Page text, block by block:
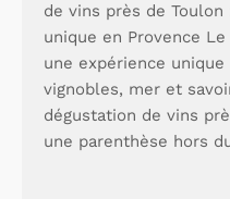
de vins près de
unique en Provence
une expérience
vignobles, mer et
dégustation de vins
une parenthèse hors